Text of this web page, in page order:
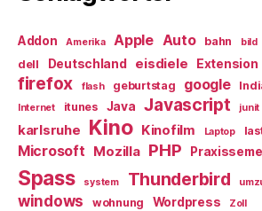
Addon Amerika Apple Auto bahn bild
dell Deutschland eisdiele Extension
firefox flash geburtstag google
Internet itunes Java Javascript junit
karlsruhe Kino Kinofilm Laptop
Microsoft Mozilla PHP
Spass system Thunderbird
windows wohnung Wordpress Zoll